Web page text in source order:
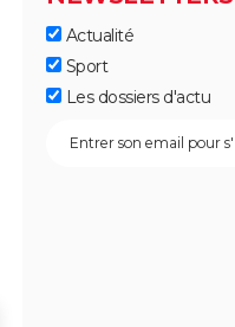
Actualité
Sport
Les dossiers d'actu